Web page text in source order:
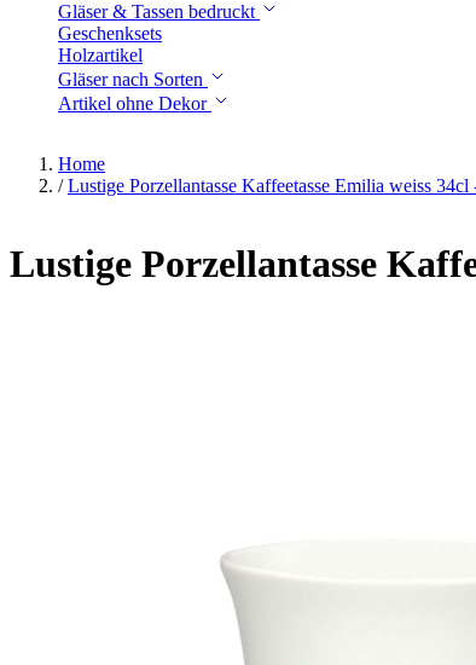
Gläser & Tassen bedruckt
Geschenksets
Holzartikel
Gläser nach Sorten
Artikel ohne Dekor
Home
/ Lustige Porzellantasse Kaffeetasse Emilia weiss
Lustige Porzellantasse